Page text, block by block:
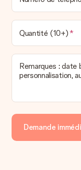
Quantité (10+)
Remarques : date
personnalisation,
Demande